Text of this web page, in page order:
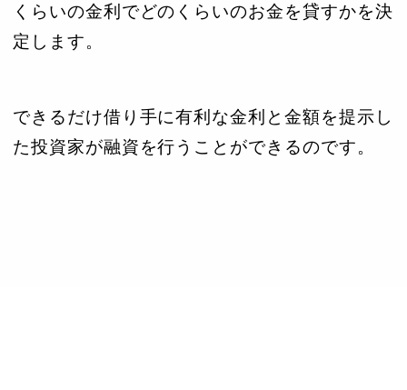
くらいの金利でどのくらいのお金を貸すかを決
定します。
できるだけ借り手に有利な金利と金額を提示し
た投資家が融資を行うことができるのです。